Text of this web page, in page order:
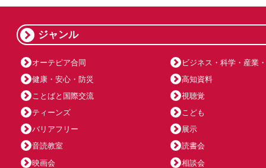
ジャンル
オーテピア合同
ビジネス・科学・産業
健康・安心・防災
高知資料
ことばと国際交流
視聴覚
ティーンズ
こども
バリアフリー
展示
音読教室
読書会
映画会
相談会